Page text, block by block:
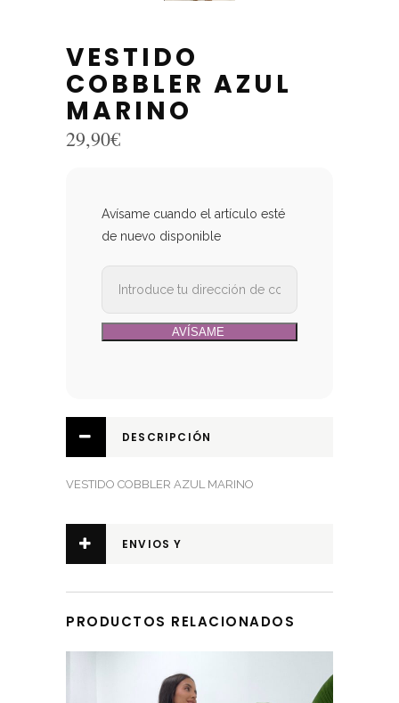
VESTIDO
COBBLER AZUL
MARINO
29,90€
Avísame cuando el artículo esté
de nuevo disponible
DESCRIPCIÓN
VESTIDO COBBLER AZUL MARINO
ENVIOS Y
PRODUCTOS RELACIONADOS